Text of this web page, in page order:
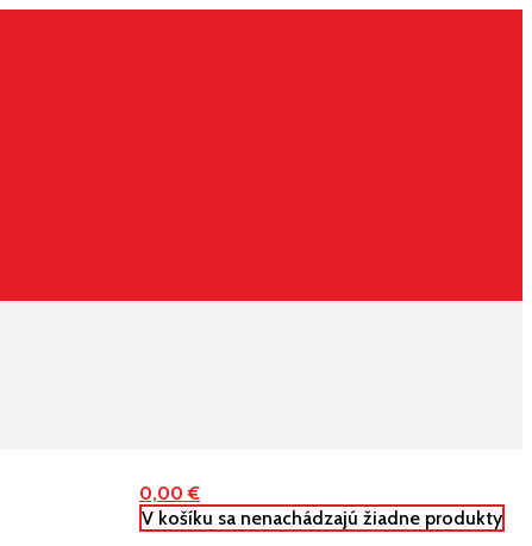
0,00€
V košíku sa nenachádzajú žiadne produkty